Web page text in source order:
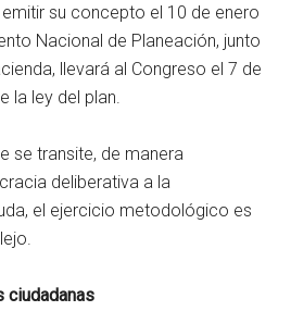
su concepto el 10 de enero
Nacional de Planeación, junto
llevará al Congreso el 7 de
la ley del plan.
se transite, de manera
deliberativa a la
el ejercicio metodológico es
ciudadanas